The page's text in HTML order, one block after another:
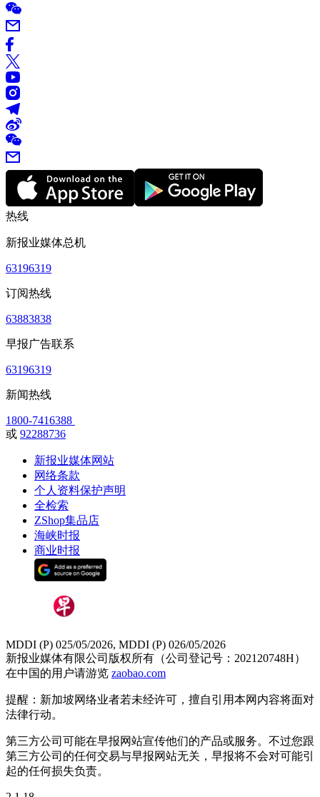
热线
新报业媒体总机
63196319
订阅热线
63883838
早报广告联系
63196319
新闻热线
1800-7416388
或 92288736
新报业媒体网站
网络条款
个人资料保护声明
全检索
ZShop集品店
海峡时报
商业时报
MDDI (P) 025/05/2026, MDDI (P) 026/05/2026
新报业媒体有限公司版权所有（公司登记号：202120748H）
在中国的用户请游览 zaobao.com
提醒：新加坡网络业者若未经许可，擅自引用本网内容将面对
法律行动。
第三方公司可能在早报网站宣传他们的产品或服务。不过您跟
第三方公司的任何交易与早报网站无关，早报将不会对可能引
起的任何损失负责。